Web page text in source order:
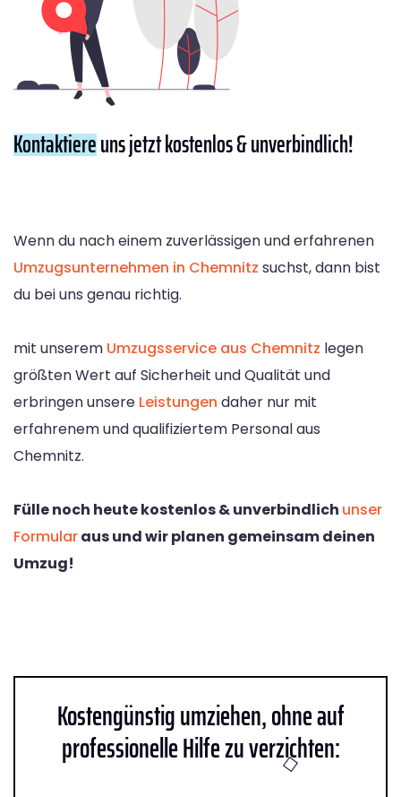
Kontaktiereuns jetzt kostenlos & unverbindlich!
Wenn du nach einem zuverlässigen und erfahrenen
Umzugsunternehmen in Chemnitz suchst, dann bist
du bei uns genau richtig.
mit unserem Umzugsservice aus Chemnitz legen
größten Wert auf Sicherheit und Qualität und
erbringen unsere Leistungen daher nur mit
erfahrenem und qualifiziertem Personal aus
Chemnitz.
Fülle noch heute kostenlos & unverbindlich unser
Formularaus und wir planen gemeinsam deinen
Umzug!
Kostengünstig umziehen, ohne auf
professionelle Hilfe zu verzichten: